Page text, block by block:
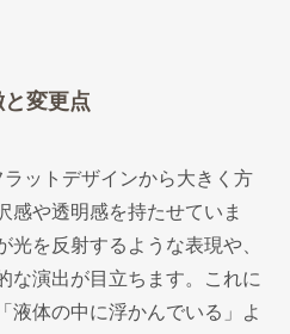
変更点
ットデザインから大きく方
感や透明感を持たせていま
を反射するような表現や、
な演出が目立ちます。これに
液体の中に浮かんでいる」よ